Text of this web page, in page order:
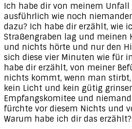
Ich habe dir von meinem Unfall
ausführlich wie noch
dazu? Ich habe dir erzählt, wie
Straßengraben lag und meinen
und nichts hörte und nur den
sich diese vier Minuten wie für
habe dir erzählt, von meiner
nichts kommt, wenn man
kein Licht und kein gütig
Empfangskomitee und
fürchte vor diesem Nichts und
Warum habe ich dir das erzählt?